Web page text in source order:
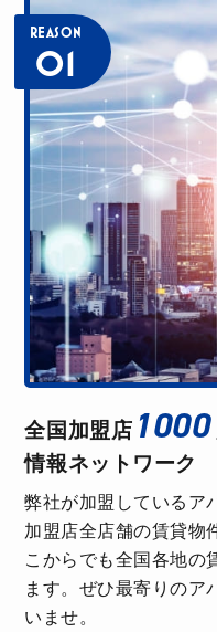
N
アパマンショッ
賃貸マンションへの引
た。担当者含め、み
り、安心して家探しで
A.H
アパマンショッ
今の家を決める時に
屋さん。駅前にある
が、そこからトント
ちらの要望をしっか
ない無駄な物件を見ず
O.M
アパマンショッ
REASON
01
全国加盟店 1000
情報ネットワーク
弊社が加盟しているア
加盟店全店舗の賃貸物
こからでも全国各地の
ます。ぜひ最寄りのア
いませ。